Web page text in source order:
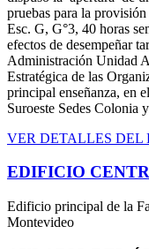
pruebas para la
Esc. G, G°3, 40 horas
efectos de desempeñar
Administración Unidad
Estratégica de las
principal enseñanza, en
Suroeste Sedes Colonia
VER DETALLES
EDIFICIO
Edificio principal de la
Montevideo